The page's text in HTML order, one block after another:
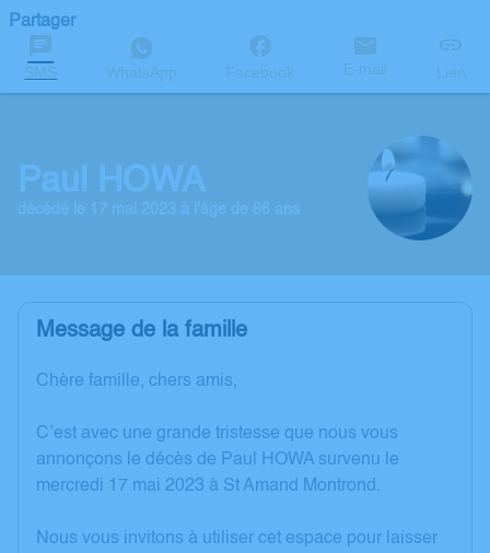
Partager
SMS WhatsApp Facebook E-mail Lien
Paul HOWA
décédé le 17 mai 2023 à l'âge de 86 ans
Message de la famille
Chère famille, chers amis,
C’est avec une grande tristesse que nous vous
annonçons le décès de Paul HOWA survenu le
mercredi 17 mai 2023 à St Amand Montrond.
Nous vous invitons à utiliser cet espace pour laisser